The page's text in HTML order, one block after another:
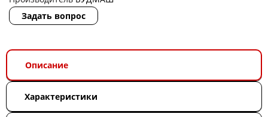
Задать вопрос
Описание
Характеристики